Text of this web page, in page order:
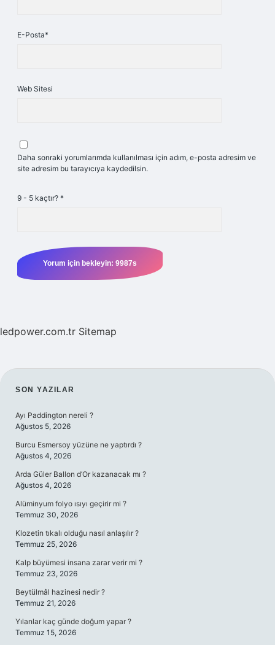
E-Posta*
Web Sitesi
Daha sonraki yorumlarımda kullanılması için adım, e-posta adresim ve
site adresim bu tarayıcıya kaydedilsin.
9 - 5 kaçtır? *
ledpower.com.tr Sitemap
SIDEBAR
SON YAZILAR
Ayı Paddington nereli ?
Ağustos 5, 2026
Burcu Esmersoy yüzüne ne yaptırdı ?
Ağustos 4, 2026
Arda Güler Ballon d’Or kazanacak mı ?
Ağustos 4, 2026
Alüminyum folyo ısıyı geçirir mi ?
Temmuz 30, 2026
Klozetin tıkalı olduğu nasıl anlaşılır ?
Temmuz 25, 2026
Kalp büyümesi insana zarar verir mi ?
Temmuz 23, 2026
Beytülmâl hazinesi nedir ?
Temmuz 21, 2026
Yılanlar kaç günde doğum yapar ?
Temmuz 15, 2026